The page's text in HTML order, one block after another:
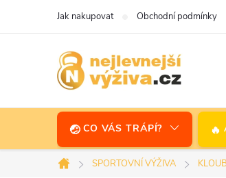
Jak nakupovat Obchodní podmínky
CO VÁS TRÁPÍ?
Domů
SPORTOVNÍ VÝŽIVA